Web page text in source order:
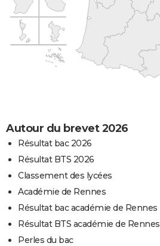
Autour du brevet 2026
Résultat bac 2026
Résultat BTS 2026
Classement des lycées
Académie de Rennes
Résultat bac académie de Rennes
Résultat BTS académie de Rennes
Perles du bac